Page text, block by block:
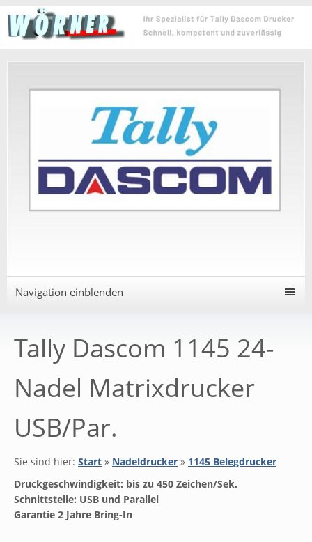
Navigation einblenden
Tally Dascom 1145 24-
Nadel Matrixdrucker
USB/Par.
Sie sind hier: Start » Nadeldrucker » 1145 Belegdrucker
Druckgeschwindigkeit: bis zu 450 Zeichen/Sek.
Schnittstelle: USB und Parallel
Garantie 2 Jahre Bring-In